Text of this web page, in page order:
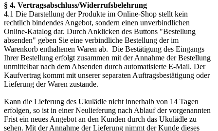
§ 4. Vertragsabschluss/Widerrufsbelehrung
4.1 Die Darstellung der Produkte im Online-Shop stellt kein
rechtlich bindendes Angebot, sondern einen unverbindlichen
Online-Katalog dar. Durch Anklicken des Buttons "Bestellung
absenden" geben Sie eine verbindliche Bestellung der im
Warenkorb enthaltenen Waren ab. Die Bestätigung des Eingangs
Ihrer Bestellung erfolgt zusammen mit der Annahme der Bestellung
unmittelbar nach dem Absenden durch automatisierte E-Mail. Der
Kaufvertrag kommt mit unserer separaten Auftragsbestätigung oder
Lieferung der Waren zustande.
Kann die Lieferung des Ukulädle nicht innerhalb von 14 Tagen
erfolgen, so ist in einer Neulieferung nach Ablauf der vorgenannten
Frist ein neues Angebot an den Kunden durch das Ukulädle zu
sehen. Mit der Annahme der Lieferung nimmt der Kunde dieses